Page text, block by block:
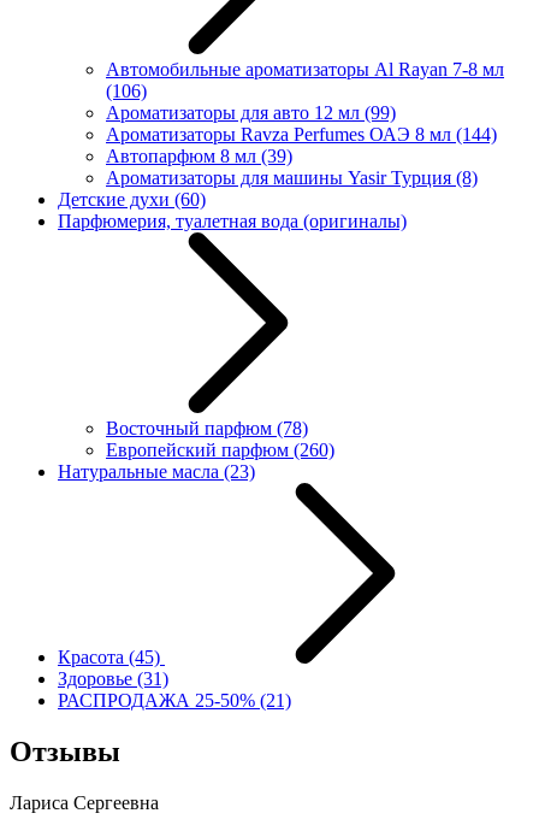
Автомобильные ароматизаторы Al Rayan 7-8 мл
(106)
Ароматизаторы для авто 12 мл (99)
Ароматизаторы Ravza Perfumes ОАЭ 8 мл (144)
Автопарфюм 8 мл (39)
Ароматизаторы для машины Yasir Турция (8)
Детские духи (60)
Парфюмерия, туалетная вода (оригиналы)
Восточный парфюм (78)
Европейский парфюм (260)
Натуральные масла (23)
Красота (45)
Здоровье (31)
РАСПРОДАЖА 25-50% (21)
Отзывы
Лариса Сергеевна